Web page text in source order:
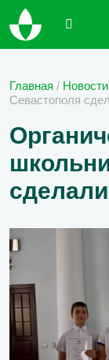
Главная / Новости
Севастополя